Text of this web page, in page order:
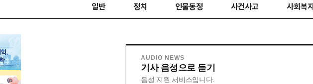
일반 정치 인물동정 사건사고 사회복지
AUDIO NEWS
기사 음성으로 듣기
음성 지원 서비스입니다.